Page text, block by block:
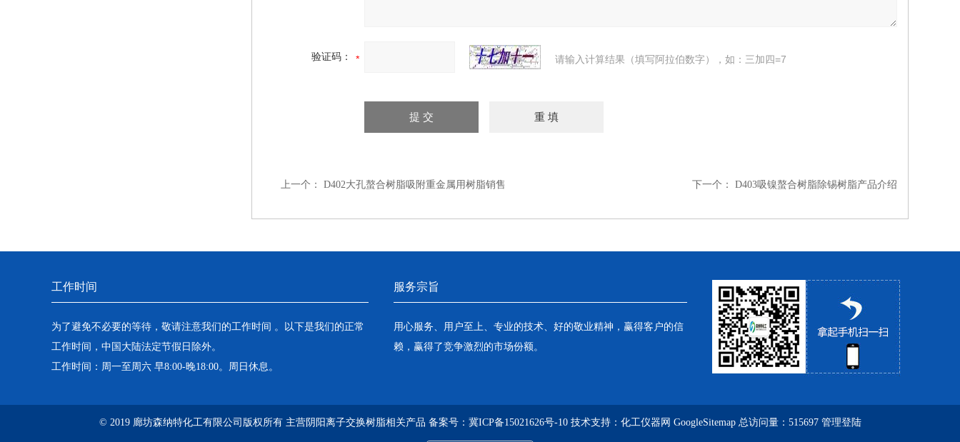
验证码： 请输入计算结果（填写阿拉伯数字），如：三加四=7
上一个： D402大孔螯合树脂吸附重金属用树脂销售 下一个： D403吸镍螯合树脂除锡树脂产品介绍
工作时间
为了避免不必要的等待，敬请注意我们的工作时间 。以下是我们的正常
工作时间，中国大陆法定节假日除外。
工作时间：周一至周六 早8:00-晚18:00。周日休息。
服务宗旨
用心服务、用户至上、专业的技术、好的敬业精神，赢得客户的信
赖，赢得了竞争激烈的市场份额。
© 2019 廊坊森纳特化工有限公司版权所有 主营阴阳离子交换树脂相关产品 备案号： 冀ICP备15021626号-10技术支持： 化工仪器网 GoogleSitemap总访问量：515697 管理登陆